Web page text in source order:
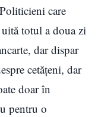
care
totul a doua zi
dar dispar
cetățeni, dar
doar în
pentru o